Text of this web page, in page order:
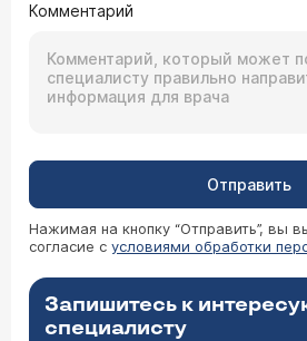
Комментарий
Отправить
Нажимая на кнопку “Отправить”, вы
согласие с условиями обработки
Запишитесь к
специалисту